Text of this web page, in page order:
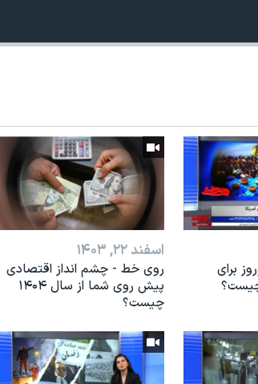
برای
اسفند ۲۲, ۱۴۰۳
روی خط - چشم انداز اقتصادی
پیش روی شما از سال ۱۴۰۴
چیست؟